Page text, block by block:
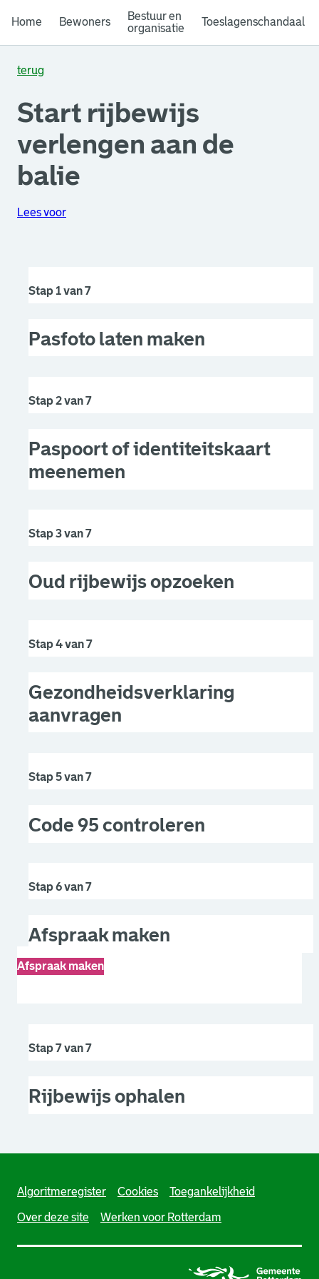
Home Bewoners
Bestuur en
organisatie
Toeslagenschandaal
terug
Start rijbewijs
verlengen aan de
balie
Lees voor
Stap 1 van 7
Pasfoto laten maken
Stap 2 van 7
Paspoort of identiteitskaart
meenemen
Stap 3 van 7
Oud rijbewijs opzoeken
Stap 4 van 7
Gezondheidsverklaring
aanvragen
Stap 5 van 7
Code 95 controleren
Stap 6 van 7
Afspraak maken
Afspraak maken
. Link opent een externe pagina in een nieuw
Stap 7 van 7
Rijbewijs ophalen
Algoritmeregister Cookies Toegankelijkheid
Over deze site Werken voor Rotterdam